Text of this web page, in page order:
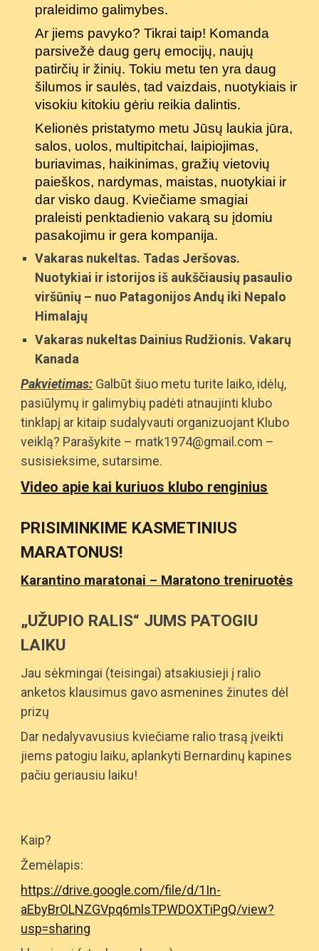
praleidimo galimybes.
Ar jiems pavyko? Tikrai taip! Komanda
parsivežė daug gerų emocijų, naujų
patirčių ir žinių. Tokiu metu ten yra daug
šilumos ir saulės, tad vaizdais, nuotykiais ir
visokiu kitokiu gėriu reikia dalintis.
Kelionės pristatymo metu Jūsų laukia jūra,
salos, uolos, multipitchai, laipiojimas,
buriavimas, haikinimas, gražių vietovių
paieškos, nardymas, maistas, nuotykiai ir
dar visko daug. Kviečiame smagiai
praleisti penktadienio vakarą su įdomiu
pasakojimu ir gera kompanija.
Vakaras nukeltas. Tadas Jeršovas.
Nuotykiai ir istorijos iš aukščiausių pasaulio
viršūnių – nuo Patagonijos Andų iki Nepalo
Himalajų
Vakaras nukeltas Dainius Rudžionis. Vakarų
Kanada
Pakvietimas: Galbūt šiuo metu turite laiko, idėlų,
pasiūlymų ir galimybių padėti atnaujinti klubo
tinklapį ar kitaip sudalyvauti organizuojant Klubo
veiklą? Parašykite – matk1974@gmail.com –
susisieksime, sutarsime.
Video apie kai kuriuos klubo renginius
PRISIMINKIME KASMETINIUS
MARATONUS!
Karantino maratonai – Maratono treniruotės
„UŽUPIO RALIS“ JUMS PATOGIU
LAIKU
Jau sėkmingai (teisingai) atsakiusieji į ralio
anketos klausimus gavo asmenines žinutes dėl
prizų
Dar nedalyvavusius kviečiame ralio trasą įveikti
jiems patogiu laiku, aplankyti Bernardinų kapines
pačiu geriausiu laiku!
Kaip?
Žemėlapis:
https://drive.google.com/file/d/1In-
aEbyBrOLNZGVpq6mlsTPWDOXTiPgQ/view?
usp=sharing